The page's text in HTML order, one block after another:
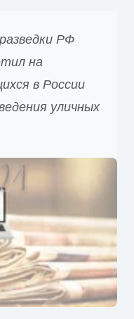
РФ
на
в России
уличных